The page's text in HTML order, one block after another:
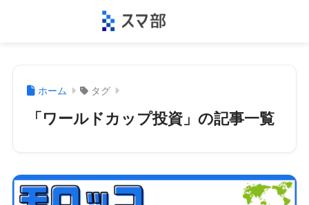
ホーム タグ
「ワールドカップ投資」の記事一覧